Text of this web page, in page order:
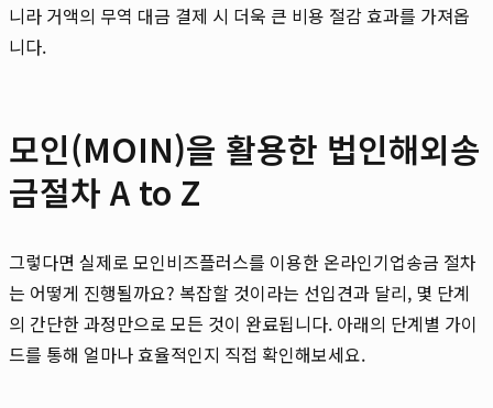
니라 거액의 무역 대금 결제 시 더욱 큰 비용 절감 효과를 가져옵
니다.
모인(MOIN)을 활용한 법인해외송
금절차 A to Z
그렇다면 실제로 모인비즈플러스를 이용한 온라인기업송금 절차
는 어떻게 진행될까요? 복잡할 것이라는 선입견과 달리, 몇 단계
의 간단한 과정만으로 모든 것이 완료됩니다. 아래의 단계별 가이
드를 통해 얼마나 효율적인지 직접 확인해보세요.